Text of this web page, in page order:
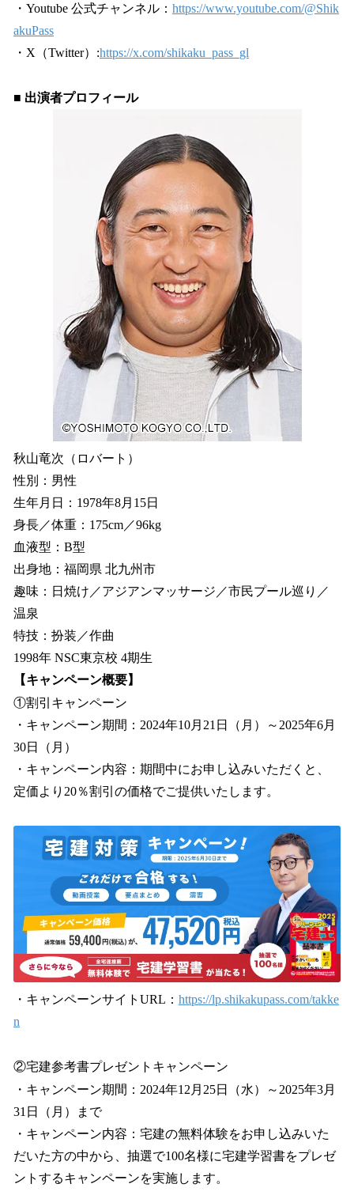
・Youtube 公式チャンネル： https://www.youtube.com/@Shik
akuPass
・X（Twitter）:https://x.com/shikaku_pass_gl
■ 出演者プロフィール
秋山竜次（ロバート）
性別：男性
生年月日：1978年8月15日
身長／体重：175cm／96kg
血液型：B型
出身地：福岡県 北九州市
趣味：日焼け／アジアンマッサージ／市民プール巡り／
温泉
特技：扮装／作曲
1998年 NSC東京校 4期生
【キャンペーン概要】
①割引キャンペーン
・キャンペーン期間：2024年10月21日（月）～2025年6月
30日（月）
・キャンペーン内容：期間中にお申し込みいただくと、
定価より20％割引の価格でご提供いたします。
・キャンペーンサイトURL： https://lp.shikakupass.com/takke
n
②宅建参考書プレゼントキャンペーン
・キャンペーン期間：2024年12月25日（水）～2025年3月
31日（月）まで
・キャンペーン内容：宅建の無料体験をお申し込みいた
だいた方の中から、抽選で100名様に宅建学習書をプレゼ
ントするキャンペーンを実施します。